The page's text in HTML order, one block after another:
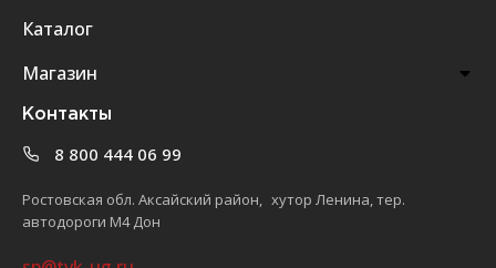
Каталог
Магазин
Контакты
8 800 444 06 99
Ростовская обл. Аксайский район, хутор Ленина, тер.
автодороги М4 Дон